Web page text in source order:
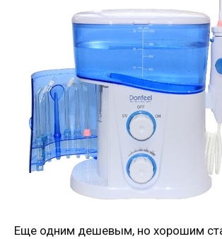
Еще одним дешевым, но хорошим